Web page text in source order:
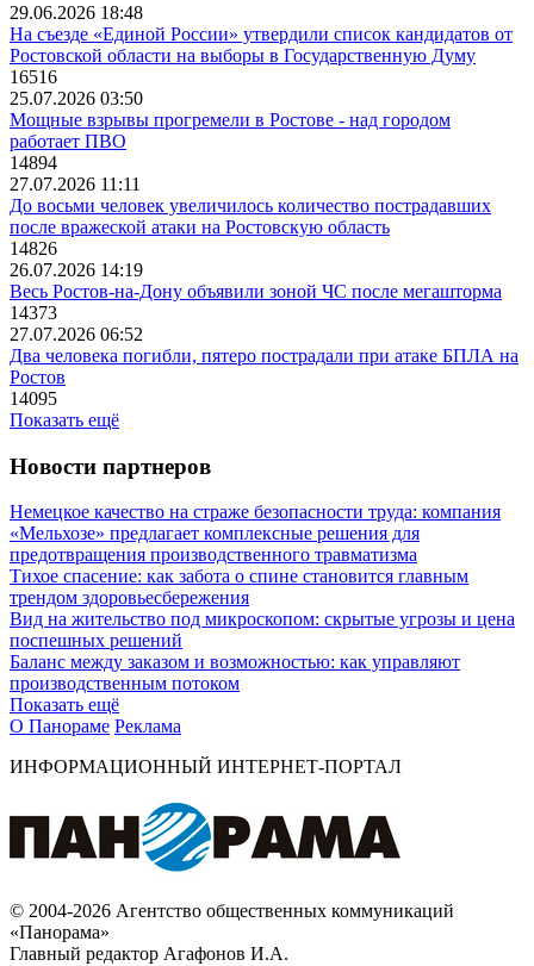
29.06.2026 18:48
На съезде «Единой России» утвердили список кандидатов от
Ростовской области на выборы в Государственную Думу
16516
25.07.2026 03:50
Мощные взрывы прогремели в Ростове - над городом
работает ПВО
14894
27.07.2026 11:11
До восьми человек увеличилось количество пострадавших
после вражеской атаки на Ростовскую область
14826
26.07.2026 14:19
Весь Ростов-на-Дону объявили зоной ЧС после мегашторма
14373
27.07.2026 06:52
Два человека погибли, пятеро пострадали при атаке БПЛА на
Ростов
14095
Показать ещё
Новости партнеров
Немецкое качество на страже безопасности труда: компания
«Мельхозе» предлагает комплексные решения для
предотвращения производственного травматизма
Тихое спасение: как забота о спине становится главным
трендом здоровьесбережения
Вид на жительство под микроскопом: скрытые угрозы и цена
поспешных решений
Баланс между заказом и возможностью: как управляют
производственным потоком
Показать ещё
О Панораме Реклама
ИНФОРМАЦИОННЫЙ ИНТЕРНЕТ-ПОРТАЛ
© 2004-2026 Агентство общественных коммуникаций
«Панорама»
Главный редактор Агафонов И.А.